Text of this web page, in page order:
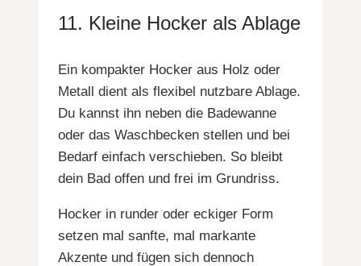
11. Kleine Hocker als Ablage
Ein kompakter Hocker aus Holz oder
Metall dient als flexibel nutzbare Ablage.
Du kannst ihn neben die Badewanne
oder das Waschbecken stellen und bei
Bedarf einfach verschieben. So bleibt
dein Bad offen und frei im Grundriss.
Hocker in runder oder eckiger Form
setzen mal sanfte, mal markante
Akzente und fügen sich dennoch